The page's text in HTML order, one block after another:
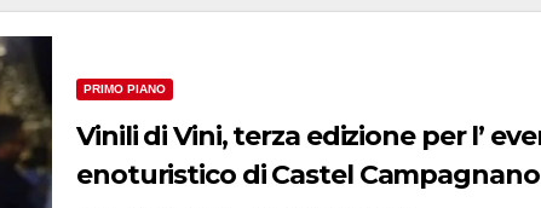
PRIMO PIANO
Vinili di Vini, terza edizione per l’ evento
enoturistico di Castel Campagnano